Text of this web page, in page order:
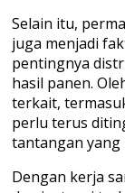
Selain itu,
juga menjadi
pentingnya
hasil panen.
terkait,
perlu terus
tantangan yang
Dengan kerja